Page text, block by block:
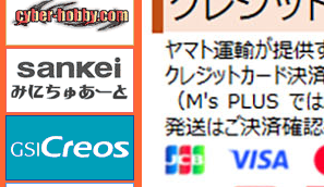
さんけい みにちゅあーと
GSIクレオス